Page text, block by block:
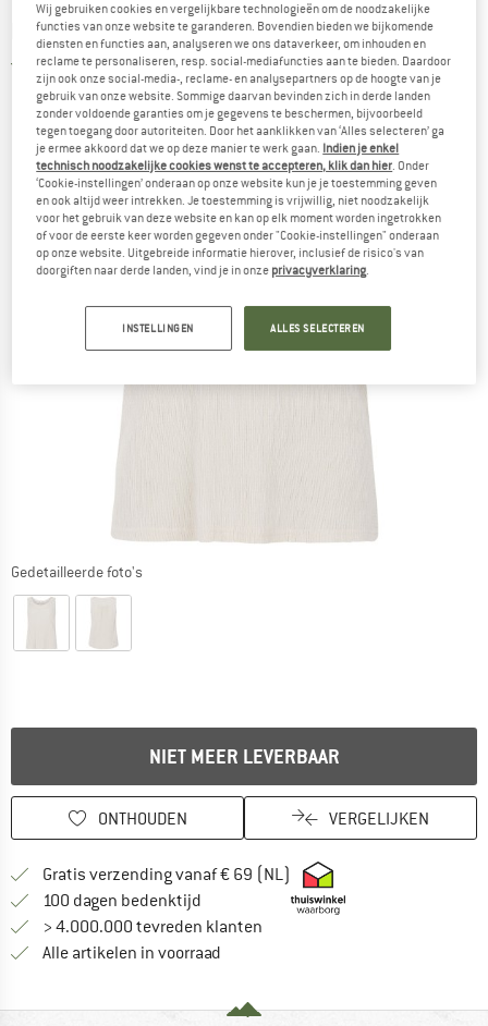
PROTEST -Women's Prtfield Singlet - Top
4,0(1)
Gedetailleerde foto's
NIET MEER LEVERBAAR
ONTHOUDEN VERGELIJKEN
Gratis verzending vanaf € 69 (NL) Vind hier de
100 dagen bedenktijd Vind de betalingsinformatie hier!
> 4.000.000 tevreden klanten
Alle artikelen in voorraad
Wij gebruiken cookies en vergelijkbare technologieën om de noodzakelijke
functies van onze website te garanderen. Bovendien bieden we bijkomende
diensten en functies aan, analyseren we ons dataverkeer, om inhouden en
reclame te personaliseren, resp. social-mediafuncties aan te bieden. Daardoor
zijn ook onze social-media-, reclame- en analysepartners op de hoogte van je
gebruik van onze website. Sommige daarvan bevinden zich in derde landen
zonder voldoende garanties om je gegevens te beschermen, bijvoorbeeld
tegen toegang door autoriteiten. Door het aanklikken van ‘Alles selecteren’ ga
je ermee akkoord dat we op deze manier te werk gaan. Indien je enkel
technisch noodzakelijke cookies wenst te accepteren, klik dan hier. Onder
‘Cookie-instellingen’ onderaan op onze website kun je je toestemming geven
en ook altijd weer intrekken. Je toestemming is vrijwillig, niet noodzakelijk
voor het gebruik van deze website en kan op elk moment worden ingetrokken
of voor de eerste keer worden gegeven onder "Cookie-instellingen" onderaan
op onze website. Uitgebreide informatie hierover, inclusief de risico's van
doorgiften naar derde landen, vind je in onze privacyverklaring.
INSTELLINGEN ALLES SELECTEREN